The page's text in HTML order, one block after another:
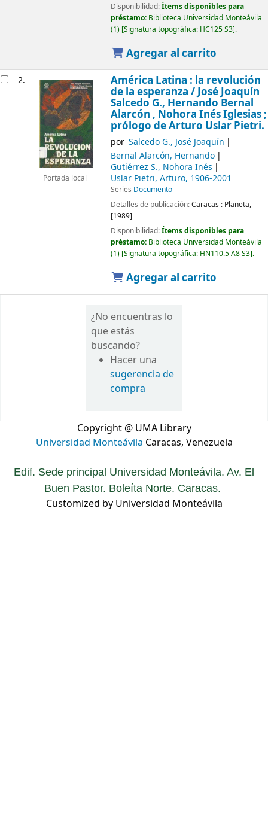
Disponibilidad:Ítems disponibles para
préstamo: Biblioteca Universidad Monteávila
(1) Signatura topográfica: HC125 S3 .
Agregar al carrito
2.
Portada local
América Latina : la revolución
de la esperanza /José Joaquín
Salcedo G., Hernando Bernal
Alarcón , Nohora Inés Iglesias ;
prólogo de Arturo Uslar Pietri.
por Salcedo G., José Joaquín
Bernal Alarcón, Hernando
Gutiérrez S., Nohora Inés
Uslar Pietri, Arturo, 1906-2001
Series Documento
Detalles de publicación:Caracas : Planeta,
[1989]
Disponibilidad:Ítems disponibles para
préstamo: Biblioteca Universidad Monteávila
(1) Signatura topográfica: HN110.5 A8 S3 .
Agregar al carrito
¿No encuentras lo
que estás
buscando?
Hacer una
sugerencia de
compra
Copyright @ UMA Library
Universidad Monteávila Caracas, Venezuela
Edif. Sede principal Universidad Monteávila. Av. El
Buen Pastor. Boleíta Norte. Caracas.
Customized by Universidad Monteávila